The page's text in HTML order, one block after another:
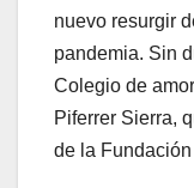
nuevo resurgir
pandemia. Sin
Colegio de
Piferrer Sierra,
de la